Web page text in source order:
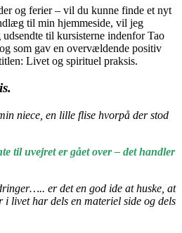
og ferier – vil du kunne finde et nyt
til min hjemmeside, vil jeg
til kursisterne indenfor Tao
som gav en overvældende positiv
Livet og spirituel praksis.
niece, en lille flise hvorpå der stod
til uvejret er gået over – det handler
er det en god ide at huske, at
livet har dels en materiel side og dels